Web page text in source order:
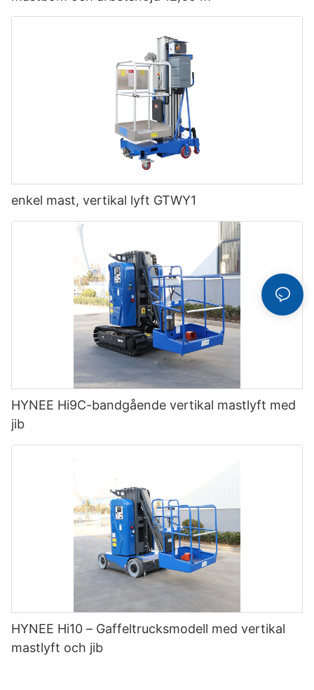
enkel mast, vertikal lyft GTWY1
HYNEE Hi9C-bandgående vertikal mastlyft med
jib
HYNEE Hi10 – Gaffeltrucksmodell med vertikal
mastlyft och jib